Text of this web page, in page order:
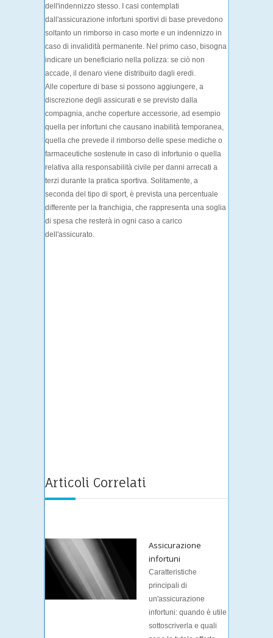
dell'indennizzo stesso. I casi contemplati
dall'assicurazione infortuni sportivi di base prevedono
soltanto un rimborso in caso morte e un indennizzo in
caso di invalidità permanente. Nel primo caso, bisogna
indicare un beneficiario nella polizza: se ciò non
accade, il denaro viene distribuito dagli eredi.
Alle coperture di base si possono aggiungere, a
discrezione degli assicurati e se previsto dalla
compagnia, anche coperture accessorie, ad esempio
quella per infortuni che causano inabilità temporanea,
quella che prevede il rimborso delle spese mediche o
farmaceutiche sostenute in caso di infortunio o quella
relativa alla responsabilità civile per danni arrecati a
terzi durante la pratica sportiva. Solitamente, a
seconda del tipo di sport, è prevista una percentuale
differente per la franchigia, che rappresenta una soglia
di spesa che resterà in ogni caso a carico
dell'assicurato.
Articoli Correlati
Assicurazione
infortuni
Caratteristiche
principali di
un'assicurazione
infortuni: quando è utile
sottoscriverla e quali